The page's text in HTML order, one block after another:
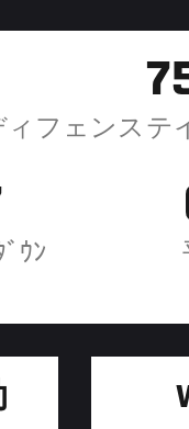
ィフェンス テ
ｳﾝ